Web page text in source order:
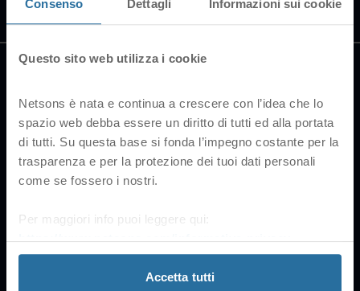
Consenso Dettagli Informazioni sui cookie
Questo sito web utilizza i cookie
Netsons è nata e continua a crescere con l’idea che lo
spazio web debba essere un diritto di tutti ed alla portata
di tutti. Su questa base si fonda l’impegno costante per la
trasparenza e per la protezione dei tuoi dati personali
come se fossero i nostri.
Per maggiori info puoi leggere qui:
https://www.netsons.com/informativa-privacy.
Accetta tutti
Netsons
Customer Area
Affiliation
Service Agreements and
Certifications
Accessibility Information
Sitemap
SLA
Forms
Price list